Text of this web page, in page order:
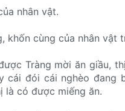
nhân vật.
khốn cùng của nhân vật
Tràng mời ăn giầu,
cái đói cái nghèo đang
là có được miếng ăn.